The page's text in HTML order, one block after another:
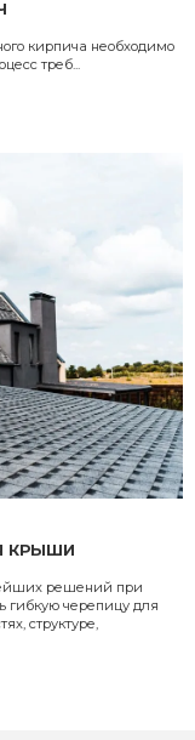
кирпича необходимо
треб...
КРЫШИ
решений при
гибкую черепицу для
структуре,